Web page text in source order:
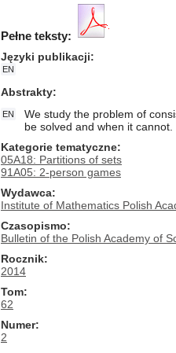
Pełne teksty:
Języki publikacji
EN
Abstrakty
EN
We study the problem of
be solved and when it cannot.
Kategorie tematyczne
05A18: Partitions of sets
91A05: 2-person games
Wydawca
Institute of Mathematics Polish
Czasopismo
Bulletin of the Polish Academy of
Rocznik
2014
Tom
62
Numer
2